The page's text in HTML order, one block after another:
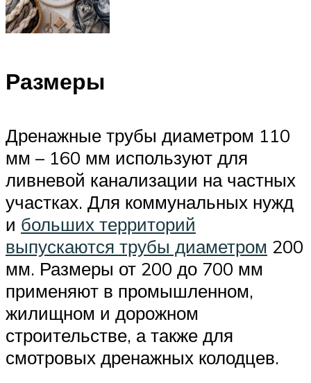
Размеры
Дренажные трубы диаметром 110
мм – 160 мм используют для
ливневой канализации на частных
участках. Для коммунальных нужд
и больших территорий
выпускаются трубы диаметром 200
мм. Размеры от 200 до 700 мм
применяют в промышленном,
жилищном и дорожном
строительстве, а также для
смотровых дренажных колодцев.